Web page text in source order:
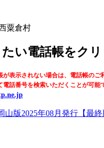
粟倉村
い電話帳をク
が表示されない場合は、電話帳のご
話番号を検索いただくことが可能
【最